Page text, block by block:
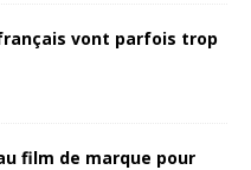
français vont parfois trop
film de marque pour